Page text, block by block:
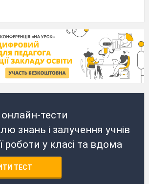
тести
знань і залучення учнів
роботи у класі та вдома
ТЕСТ